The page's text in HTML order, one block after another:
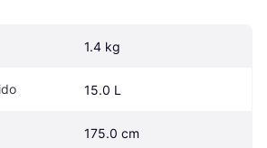
1.4 kg
15.0 L
175.0 cm